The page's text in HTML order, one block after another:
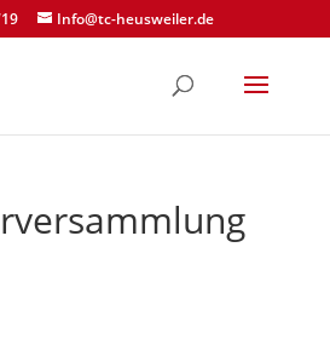
Info@tc-heusweiler.de